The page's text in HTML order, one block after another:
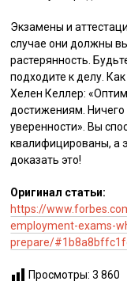
Экзамены и
случае они должны
растерянность.
подходите к делу.
Хелен Келлер:
достижениям.
уверенности». Вы
квалифицированы, а
доказать это!
Оригинал статьи:
https://
employment-exams-
prepare/
Просмотры: 3 860